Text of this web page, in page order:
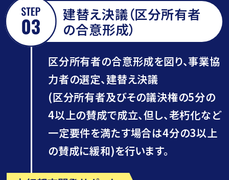
建替え決議（区分所有者
の合意形成）
区分所有者の合意形成を図り、事業協
力者の選定、建替え決議
(区分所有者及びその議決権の5分の
4以上の賛成で成立、但し、老朽化など
一定要件を満たす場合は4分の3以上
の賛成に緩和)を行います。